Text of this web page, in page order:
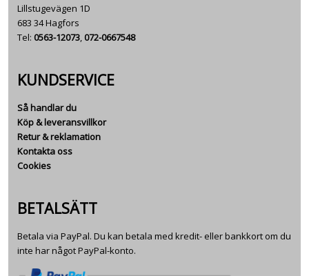
Lillstugevägen 1D
683 34 Hagfors
Tel: 0563-12073, 072-0667548
KUNDSERVICE
Så handlar du
Köp & leveransvillkor
Retur & reklamation
Kontakta oss
Cookies
BETALSÄTT
Betala via PayPal. Du kan betala med kredit- eller bankkort om du
inte har något PayPal-konto.